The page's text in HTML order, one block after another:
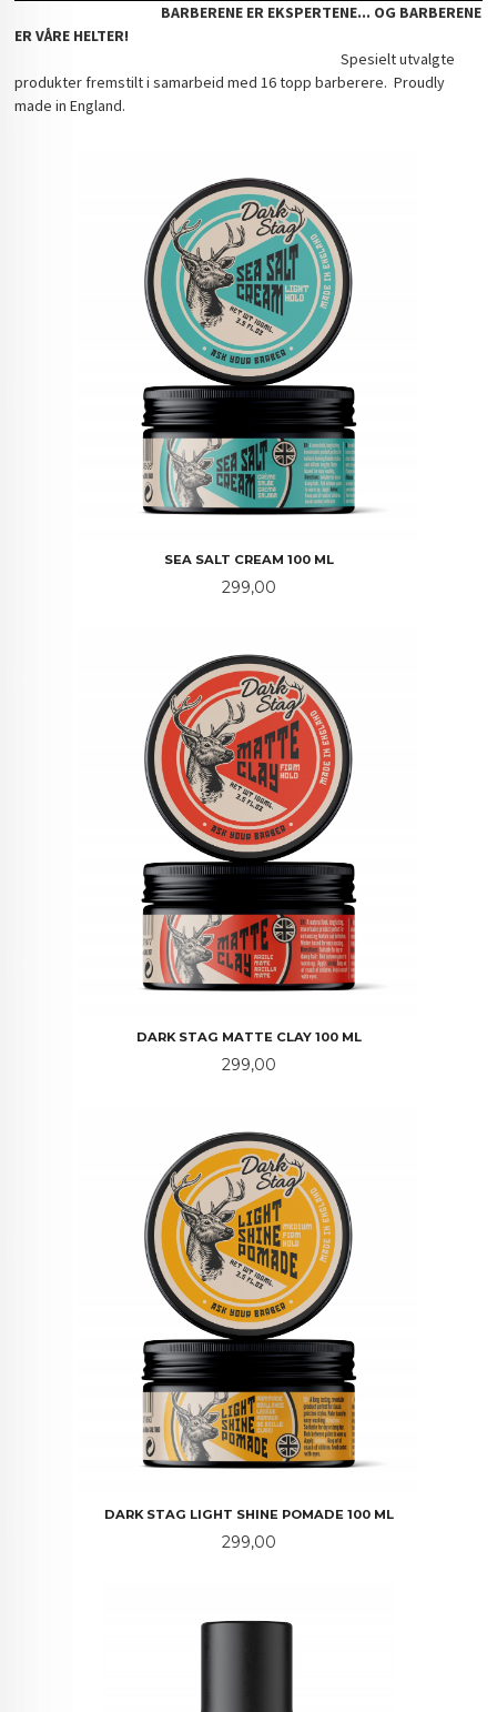
BARBERENE ER EKSPERTENE... OG BARBERENE
ER VÅRE HELTER!
Spesielt utvalgte
produkter fremstilt i samarbeid med 16 topp barberere. Proudly
made in England.
SEA SALT CREAM 100 ML
Pris
299,00
DARK STAG MATTE CLAY 100 ML
Pris
299,00
DARK STAG LIGHT SHINE POMADE 100 ML
Pris
299,00